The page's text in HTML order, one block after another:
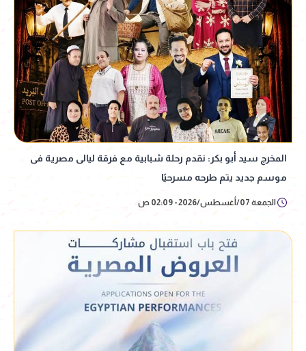
المخرج سيد أبو بكر: نقدم رحلة شبابية مع فرقة ليالى مصرية فى
موسم جديد يتم طرحه مسرحيًا
الجمعة 07/أغسطس/2026 - 02:09 ص